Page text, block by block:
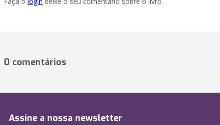
0 comentários
Assine a nossa newsletter